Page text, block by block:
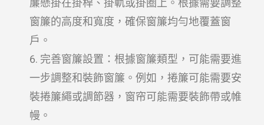
簾懸掛在掛桿、掛軌或掛圈上。根據需要調整
窗簾的高度和寬度，確保窗簾均勻地覆蓋窗
戶。
完善窗簾設置：根據窗簾類型，可能需要進
一步調整和裝飾窗簾。例如，捲簾可能需要安
裝捲簾繩或調節器，窗帘可能需要裝飾帶或帷
幔。